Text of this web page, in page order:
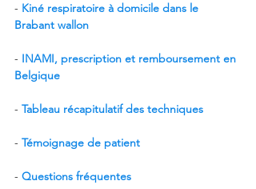
- Kiné respiratoire à domicile dans le
Brabant wallon
- INAMI, prescription et remboursement en
Belgique
- Tableau récapitulatif des techniques
- Témoignage de patient
- Questions fréquentes